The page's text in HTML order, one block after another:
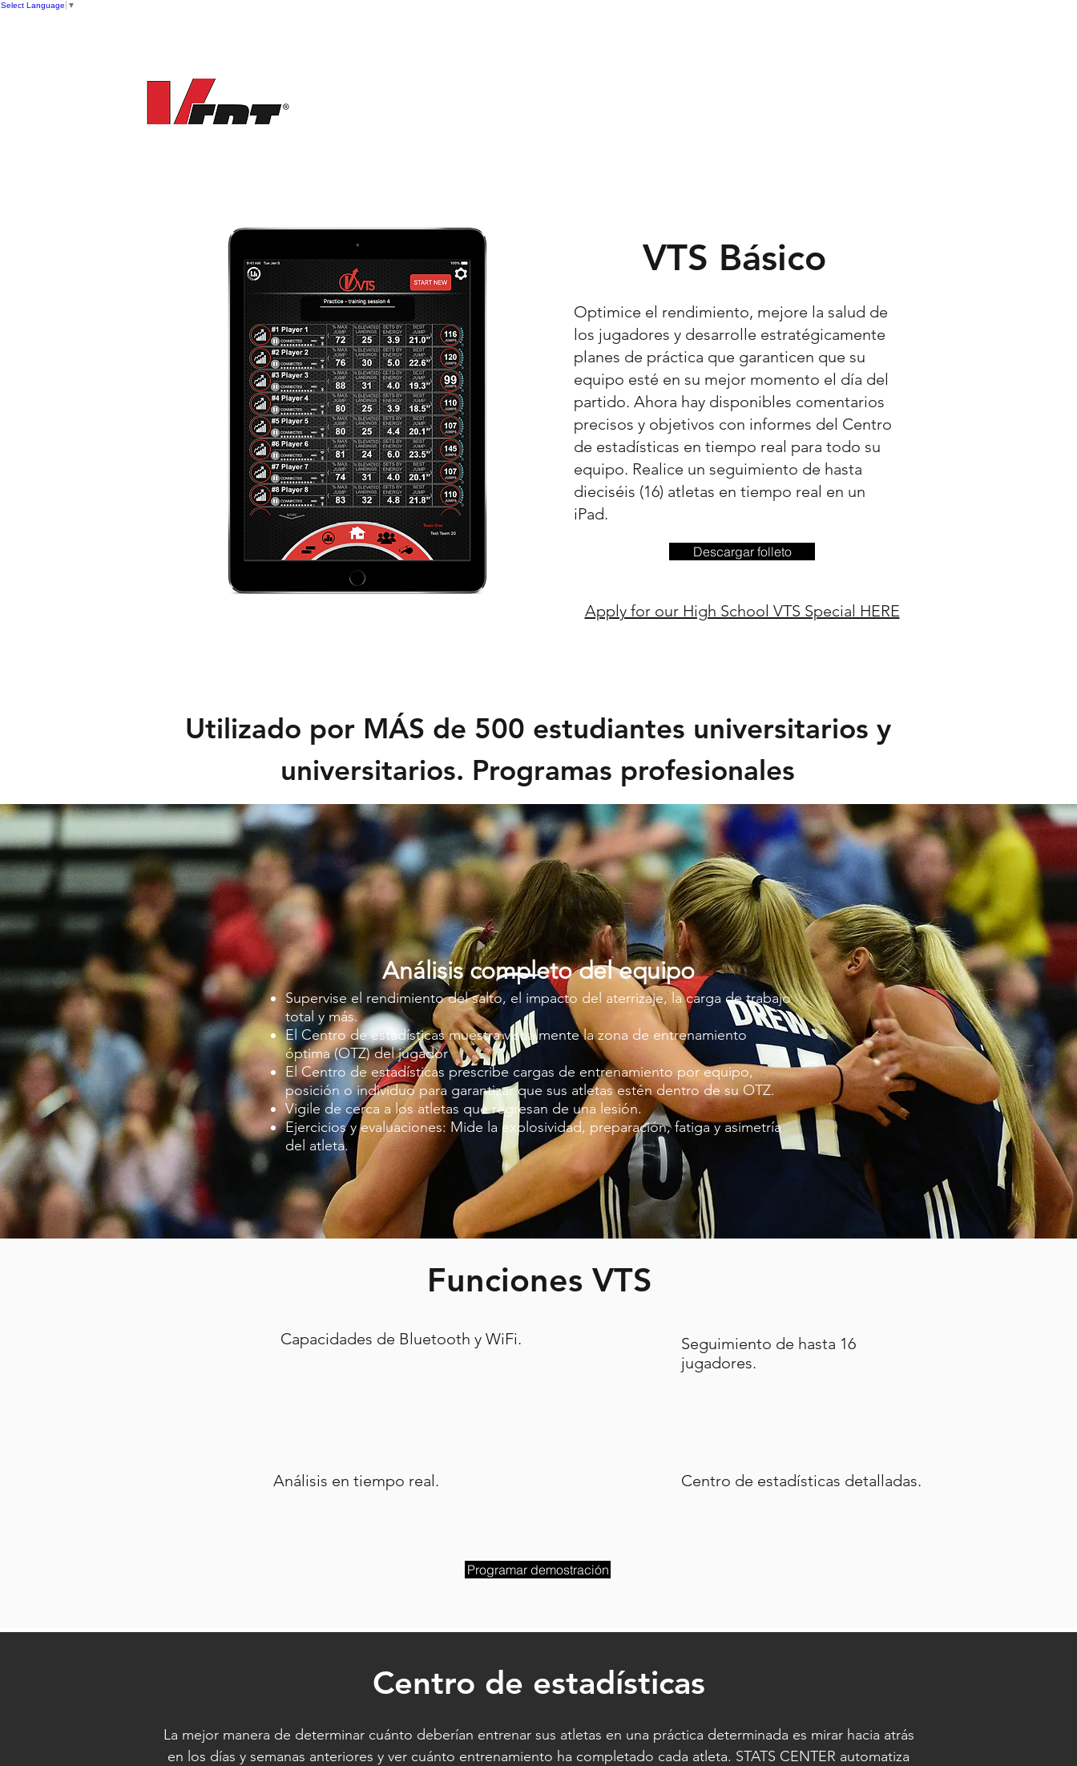
Select Language ▼
VTS Básico
Optimice el rendimiento, mejore la salud de
los jugadores y desarrolle estratégicamente
planes de práctica que garanticen que su
equipo esté en su mejor momento el día del
partido. Ahora hay disponibles comentarios
precisos y objetivos con informes del Centro
de estadísticas en tiempo real para todo su
equipo. Realice un seguimiento de hasta
dieciséis (16) atletas en tiempo real en un
iPad.
Descargar folleto
Apply for our High School VTS Special HERE
Utilizado por MÁS de 500 estudiantes universitarios y
universitarios. Programas profesionales
Análisis completo del equipo
Supervise el rendimiento del salto, el impacto del aterrizaje, la carga de trabajo
total y más.
El Centro de estadísticas muestra visualmente la zona de entrenamiento
óptima (OTZ) del jugador
El Centro de estadísticas prescribe cargas de entrenamiento por equipo,
posición o individuo para garantizar que sus atletas estén dentro de su OTZ.
Vigile de cerca a los atletas que regresan de una lesión.
Ejercicios y evaluaciones: Mide la explosividad, preparación, fatiga y asimetría
del atleta.
Funciones VTS
Capacidades de Bluetooth y WiFi.
Seguimiento de hasta 16
jugadores.
Análisis en tiempo real. Centro de estadísticas detalladas.
Programar demostración
Centro de estadísticas
La mejor manera de determinar cuánto deberían entrenar sus atletas en una práctica determinada es mirar hacia atrás
en los días y semanas anteriores y ver cuánto entrenamiento ha completado cada atleta. STATS CENTER automatiza